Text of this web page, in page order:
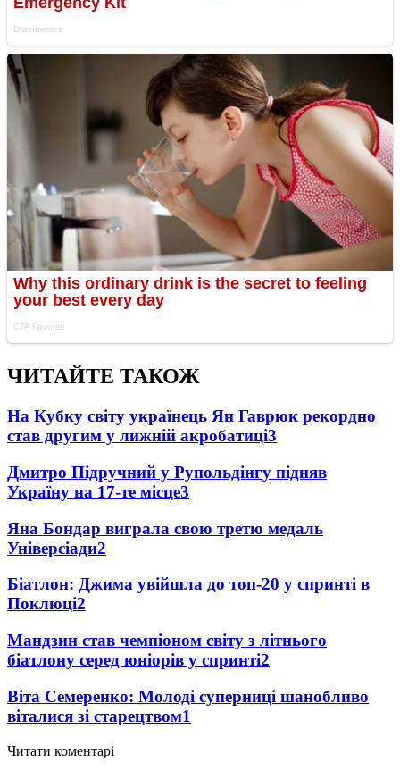
ЧИТАЙТЕ ТАКОЖ
На Кубку світу українець Ян Гаврюк рекордно
став другим у лижній акробатиці3
Дмитро Підручний у Рупольдінгу підняв
Україну на 17-те місце3
Яна Бондар виграла свою третю медаль
Універсіади2
Біатлон: Джима увійшла до топ-20 у спринті в
Поклюці2
Мандзин став чемпіоном світу з літнього
біатлону серед юніорів у спринті2
Віта Семеренко: Молоді суперниці шанобливо
віталися зі старецтвом1
Читати коментарі